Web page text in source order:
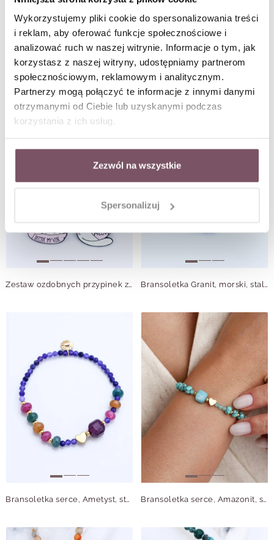
Wykorzystujemy pliki cookie do spersonalizowania treści
i reklam, aby oferować funkcje społecznościowe i
analizować ruch w naszej witrynie. Informacje o tym, jak
korzystasz z naszej witryny, udostępniamy partnerom
społecznościowym, reklamowym i analitycznym.
Partnerzy mogą połączyć te informacje z innymi danymi
otrzymanymi od Ciebie lub uzyskanymi podczas
korzystania z ich usług.
Zezwól na wszystkie
Spersonalizuj
Zestaw ozdobnych przypinek z motywem psa B013918P00
Zestaw ozdobnych przypinek z motywem kota B013919P00 Bransoletka Granit, morski, stal pozłacana S114981Z00
Bransoletka serce, Ametyst, stal pozłacana S115018Z00 Bransoletka serce, Amazonit, stal pozłacana S115017Z00